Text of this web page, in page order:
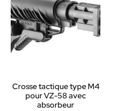
Crosse tactique type M4
pour VZ-58 avec
absorbeur